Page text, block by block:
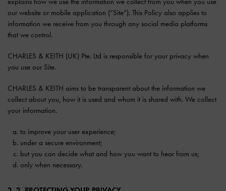
our website or mobile application (“Site”). This Policy also applies to
information we receive from you through any social media platforms
that we control.
CHARLES & KEITH (UK) Pte. Ltd is responsible for your privacy when
you use our Site.
CHARLES & KEITH aims to be transparent about the information we
collect about you, how it is used and whom it is shared with. We collect
your information.
to improve your user experience;
under a secure environment;
but you can decide what and how you want to hear from us;
only when necessary.